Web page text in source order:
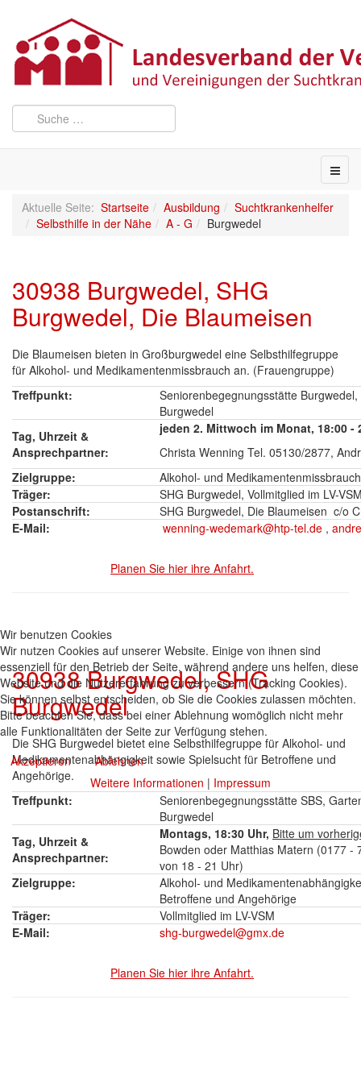
Aktuelle Seite: Startseite Ausbildung
Suchtkrankenhelfer
Selbsthilfe in der Nähe
A - G Burgwedel
30938 Burgwedel, SHG
Burgwedel, Die Blaumeisen
Die Blaumeisen bieten in Großburgwedel eine Selbsthilfegruppe
für Alkohol- und Medikamentenmissbrauch an. (Frauengruppe)
Treffpunkt:
Seniorenbegegnungsstätte
Burgwedel
Tag, Uhrzeit &
Ansprechpartner:
jeden 2. Mittwoch im Monat, 18:00 -
Christa Wenning Tel. 05130/2877,
Zielgruppe:
Alkohol- und Medikamentenmissbrauch
Träger:
SHG Burgwedel, Vollmitglied im LV-
Postanschrift:
SHG Burgwedel, Die Blaumeisen c/o
E-Mail:
wenning-wedemark@htp-tel.de ,
Planen Sie hier ihre Anfahrt.
30938 Burgwedel, SHG
Burgwedel
Die SHG Burgwedel bietet eine Selbsthilfegruppe für Alkohol- und
Medikamentenabhängigkeit sowie Spielsucht für Betroffene und
Angehörige.
Treffpunkt:
Seniorenbegegnungsstätte SBS,
Burgwedel
Tag, Uhrzeit &
Ansprechpartner:
Montags, 18:30 Uhr, Bitte um
Bowden oder Matthias Matern (0177 -
von 18 - 21 Uhr)
Zielgruppe:
Alkohol- und
Betroffene und Angehörige
Träger:
Vollmitglied im LV-VSM
E-Mail:
shg-burgwedel@gmx.de
Planen Sie hier ihre Anfahrt.
Wir benutzen Cookies
Wir nutzen Cookies auf unserer Website. Einige von ihnen sind
essenziell für den Betrieb der Seite, während andere uns helfen, diese
Website und die Nutzererfahrung zu verbessern (Tracking Cookies).
Sie können selbst entscheiden, ob Sie die Cookies zulassen möchten.
Bitte beachten Sie, dass bei einer Ablehnung womöglich nicht mehr
alle Funktionalitäten der Seite zur Verfügung stehen.
Akzeptieren
Ablehnen
Weitere Informationen | Impressum